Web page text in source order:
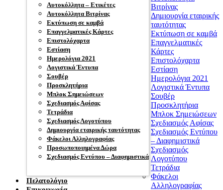
Αυτοκόλλητα – Ετικέτες
Αυτοκόλλητα Βιτρίνας
Εκτύπωση σε καμβά
Επαγγελματικές Κάρτες
Επιστολόχαρτα
Εστίαση
Ημερολόγια 2021
Λογιστικά Έντυπα
Σουβέρ
Προσκλητήρια
Μπλοκ Σημειώσεων
Σχεδιασμός Αφίσας
Τετράδια
Σχεδιασμός Λογοτύπου
Δημιουργία εταιρικής ταυτότητας
Φάκελοι Αλληλογραφίας
Προσωποποιημένα Δώρα
Σχεδιασμός Εντύπου – Διαφημιστικά
Πελατολόγιο
Βιτρίνας
Δημιουργία εταιρικής
ταυτότητας
Εκτύπωση σε καμβά
Επαγγελματικές
Κάρτες
Επιστολόχαρτα
Εστίαση
Ημερολόγια 2021
Λογιστικά Έντυπα
Σουβέρ
Προσκλητήρια
Μπλοκ Σημειώσεων
Σχεδιασμός Αφίσας
Σχεδιασμός Εντύπου
– Διαφημιστικά
Σχεδιασμός
Λογοτύπου
Τετράδια
Φάκελοι
Αλληλογραφίας